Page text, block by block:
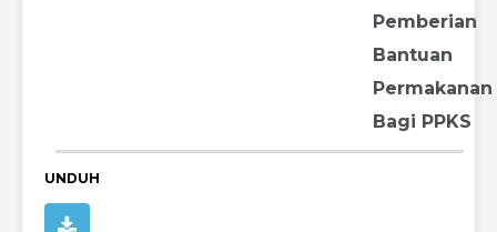
Pemberian
Bantuan
Permakanan
Bagi PPKS
UNDUH